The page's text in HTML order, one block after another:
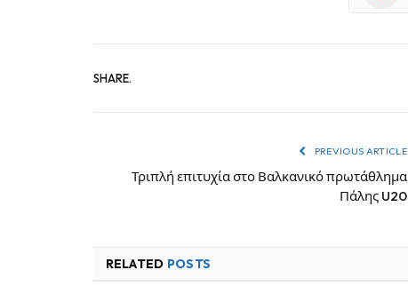
SHARE.
PREVIOUS ARTICLE
Τριπλή επιτυχία στο Βαλκανικό πρωτάθλημα
Πάλης U20
RELATED POSTS